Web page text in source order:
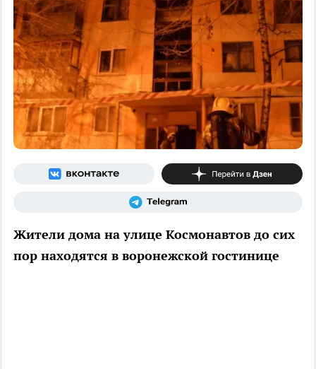
Жители дома на улице Космонавтов до сих
пор находятся в воронежской гостинице